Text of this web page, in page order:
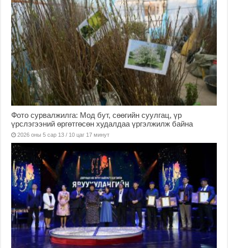
Фото сурвалжилга: Мод бут, сөөгийн суулгац, үр
үрслэгээний өргөтгөсөн худалдаа үргэлжилж байна
2026 оны 5 сар 13 / 10 цаг 17 минут